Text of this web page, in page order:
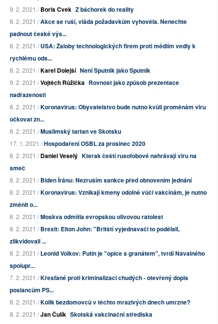
9. 2. 2021 /Boris Cvek Z báchorek do reality
8. 2. 2021 /Akce se ruší, vláda požadavkům vyhověla. Nenechte
padnout české výs...
8. 2. 2021 /USA: Žaloby technologických firem proti médiím vedly k
rychlému ods...
8. 2. 2021 /Karel Dolejší Není Sputnik jako Sputnik
9. 2. 2021 /Vojtěch Růžička Rovnost jako způsob prezentace
nadřazenosti
8. 2. 2021 /Koronavirus: Obyvatelstvo bude nutno kvůli proměnám viru
očkovat zn...
8. 2. 2021 /Muslimský tartan ve Skotsku
17. 1. 2021 /Hospodaření OSBL za prosinec 2020
8. 2. 2021 /Daniel Veselý Kterak čeští rusofobové nahrávají viru na
smeč
8. 2. 2021 /Biden Íránu: Nezruším sankce před obnovením jednání
8. 2. 2021 /Koronavirus: Vznikají kmeny odolné vůči vakcínám, je nutno
změnit o...
8. 2. 2021 /Moskva odmítla evropskou olivovou ratolest
8. 2. 2021 /Brexit: Elton John: "Britští vyjednavači to podělali,
zlikvidovali ...
8. 2. 2021 /Leonid Volkov: Putin je "opice s granátem", tvrdí Navalného
spolupr...
7. 2. 2021 /Křesťané proti kriminalizaci chudých - otevřený dopis
poslancům PS...
8. 2. 2021 /Kolik bezdomovců v těchto mrazivých dnech umrzne?
8. 2. 2021 /Jan Čulík Skotská vakcinační střediska